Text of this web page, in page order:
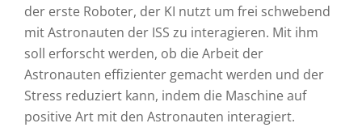
der erste Roboter, der KI nutzt um frei schwebend
mit Astronauten der ISS zu interagieren. Mit ihm
soll erforscht werden, ob die Arbeit der
Astronauten effizienter gemacht werden und der
Stress reduziert kann, indem die Maschine auf
positive Art mit den Astronauten interagiert.